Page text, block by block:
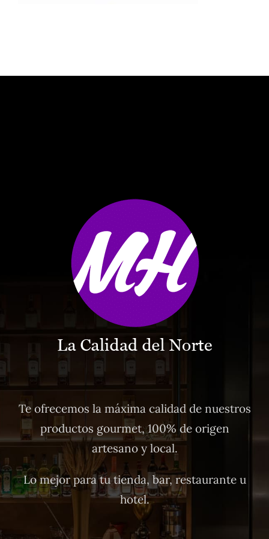
Te ofrecemos la máxima calidad de nuestros
productos gourmet, 100% de origen
artesano y local.
Lo mejor para tu tienda, bar, restaurante u
hotel.